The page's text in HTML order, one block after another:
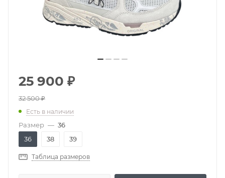
25 900 ₽
32 500₽
Есть в наличии
Размер — 36
36
38 39
Таблица размеров